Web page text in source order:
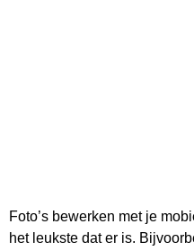
Foto’s bewerken met je
het leukste dat er is.